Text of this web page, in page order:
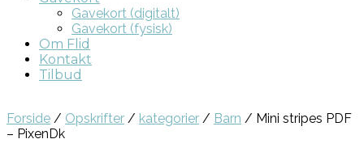
Gavekort (digitalt)
Gavekort (fysisk)
Om Flid
Kontakt
Tilbud
Forside / Opskrifter / kategorier / Barn / Mini stripes PDF
– PixenDk